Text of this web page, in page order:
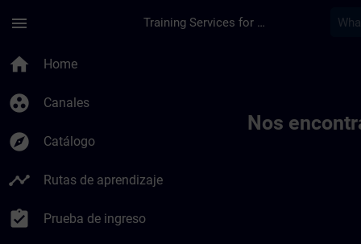
menu Training Services for Digital Industries
home Home
group_work Canales
explore Catálogo
timeline Rutas de aprendizaje
assignment_turned_in Prueba de ingreso
Nos